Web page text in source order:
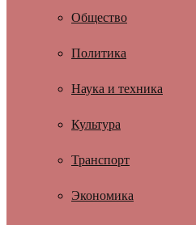
Общество
Политика
Наука и техника
Культура
Транспорт
Экономика